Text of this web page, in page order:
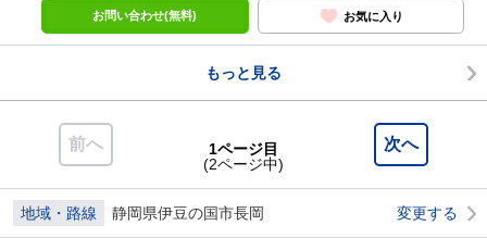
お問い合わせ(無料) お気に入り
もっと見る
前へ 次へ
1ページ目
(2ページ中)
地域・路線 静岡県伊豆の国市長岡 変更する